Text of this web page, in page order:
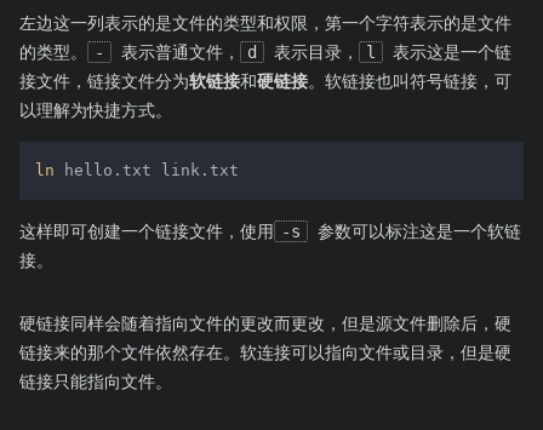
左边这一列表示的是文件的类型和权限，第一个字符表示的是文件
的类型。
- 表示普通文件， d 表示目录， l
表示这是一个链
接文件，链接文件分为软链接和硬链接。软链接也叫符号链接，可
以理解为快捷方式。
ln hello.txt link.txt
这样即可创建一个链接文件，使用 -s
参数可以标注这是一个软链
接。
硬链接同样会随着指向文件的更改而更改，但是源文件删除后，硬
链接来的那个文件依然存在。软连接可以指向文件或目录，但是硬
链接只能指向文件。